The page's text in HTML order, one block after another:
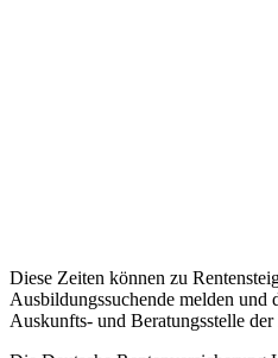
Diese Zeiten können zu
Ausbildungssuchende melden und
Auskunfts- und Beratungsstelle